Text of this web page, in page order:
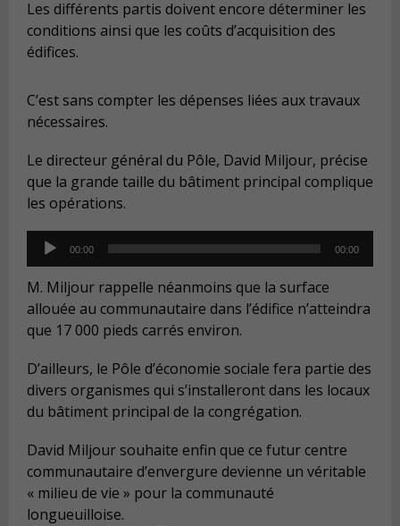
Les différents partis doivent encore déterminer les
conditions ainsi que les coûts d’acquisition des
édifices.
C’est sans compter les dépenses liées aux travaux
nécessaires.
Le directeur général du Pôle, David Miljour, précise
que la grande taille du bâtiment principal complique
les opérations.
Audio
Player
00:00 00:00
M. Miljour rappelle néanmoins que la surface
allouée au communautaire dans l’édifice n’atteindra
que 17 000 pieds carrés environ.
D’ailleurs, le Pôle d’économie sociale fera partie des
divers organismes qui s’installeront dans les locaux
du bâtiment principal de la congrégation.
David Miljour souhaite enfin que ce futur centre
communautaire d’envergure devienne un véritable
« milieu de vie » pour la communauté
longueuilloise.